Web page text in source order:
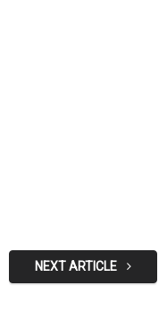
NEXT ARTICLE